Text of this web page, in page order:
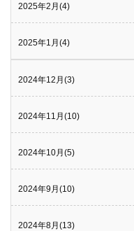
2025年2月(4)
2025年1月(4)
2024年12月(3)
2024年11月(10)
2024年10月(5)
2024年9月(10)
2024年8月(13)